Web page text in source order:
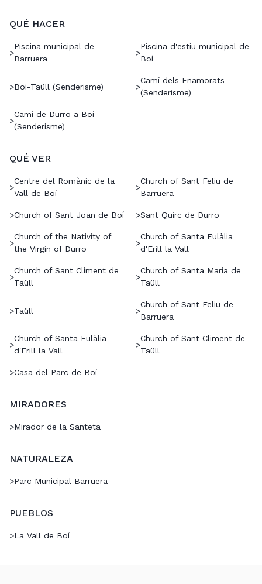
QUÉ HACER
>
Piscina municipal de
Barruera
>
Piscina d'estiu municipal de
Boí
>Boi-Taüll (Senderisme) >
Camí dels Enamorats
(Senderisme)
>
Camí de Durro a Boí
(Senderisme)
QUÉ VER
>
Centre del Romànic de la
Vall de Boí
>
Church of Sant Feliu de
Barruera
>Church of Sant Joan de Boí >Sant Quirc de Durro
>
Church of the Nativity of
the Virgin of Durro
>
Church of Santa Eulàlia
d'Erill la Vall
>
Church of Sant Climent de
Taüll
>
Church of Santa Maria de
Taüll
>Taüll >
Church of Sant Feliu de
Barruera
>
Church of Santa Eulàlia
d'Erill la Vall
>
Church of Sant Climent de
Taüll
>Casa del Parc de Boí
MIRADORES
>Mirador de la Santeta
NATURALEZA
>Parc Municipal Barruera
PUEBLOS
>La Vall de Boí